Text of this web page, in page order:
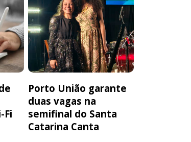
Fi
Porto União garante
duas vagas na
semifinal do Santa
Catarina Canta